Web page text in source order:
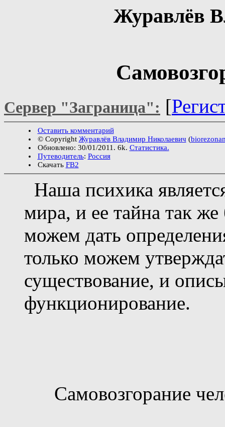
Журавлёв
Сервер "Заграница": [
Оставить комментарий
© Copyright Журавлёв Владимир Николаевич (
Обновлено: 30/01/2011. 6k. Статистика.
Путеводитель: Россия
Скачать FB2
Наша психика
мира, и ее тайна так
можем дать
только можем
существование, и
функционирование.
Самовозгорание